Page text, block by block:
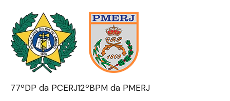
77ºDP da PCERJ12ºBPM da PMERJ